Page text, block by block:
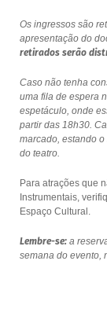
Os ingressos são
apresentação do
retirados serão
Caso não tenha
uma fila de espera
espetáculo, onde
partir das 18h30.
marcado, estando
do teatro.
Para atrações que
Instrumentais,
Espaço Cultural.
Lembre-se:a
semana do evento,